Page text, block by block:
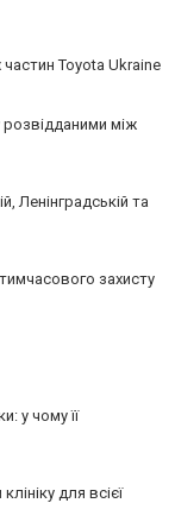
Toyota Ukraine
між
Ленінградській та
захисту
у чому її
для всієї